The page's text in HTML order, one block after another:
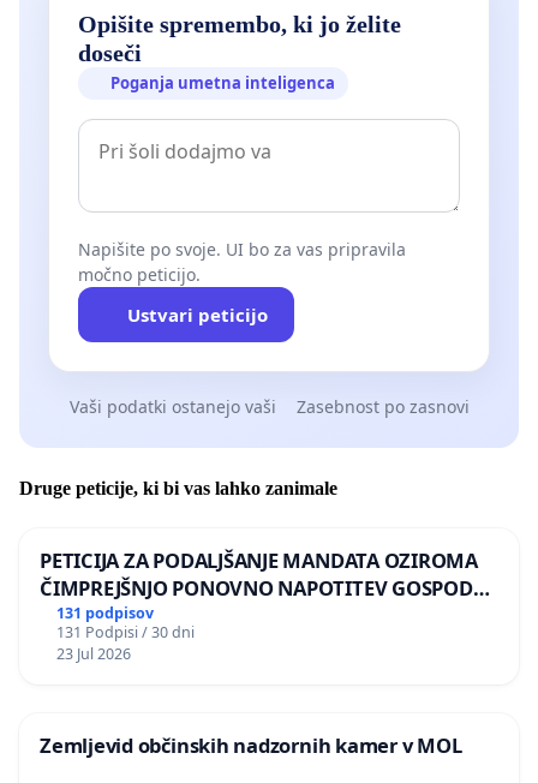
Opišite spremembo, ki jo želite
doseči
Poganja umetna inteligenca
Napišite po svoje. UI bo za vas pripravila
močno peticijo.
Ustvari peticijo
Vaši podatki ostanejo vaši Zasebnost po zasnovi
Druge peticije, ki bi vas lahko zanimale
PETICIJA ZA PODALJŠANJE MANDATA OZIROMA
ČIMPREJŠNJO PONOVNO NAPOTITEV GOSPODA
BERNARDA ŠRAJNERJA NA VELEPOSLANIŠTVO
REPUBLIKE SLOVENIJE V MOSKVI
131 podpisov
131 Podpisi / 30 dni
23 Jul 2026
Zemljevid občinskih nadzornih kamer v MOL